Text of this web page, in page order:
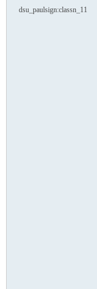
dsu_paulsign:classn_11